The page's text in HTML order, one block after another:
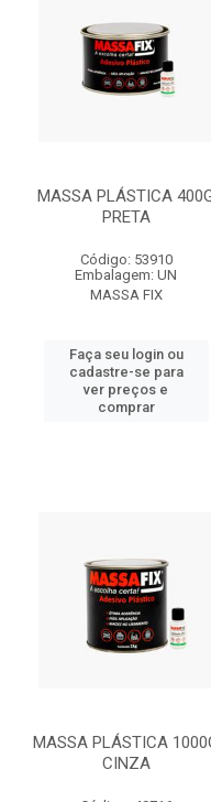
MASSA PLÁSTICA
PRETA
Código: 53910
Embalagem: UN
MASSA FIX
Faça seu login ou
cadastre-se para
ver preços e
comprar
MASSA PLÁSTICA
CINZA